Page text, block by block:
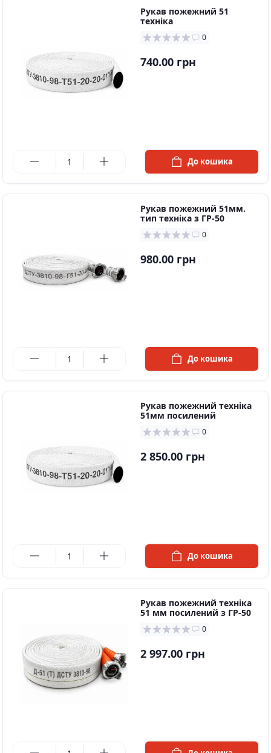
Рукав пожежний 51
техніка
0
740.00 грн
До кошика
Рукав пожежний 51мм.
тип техніка з ГР-50
0
980.00 грн
До кошика
Рукав пожежний техніка
51мм посилений
0
2 850.00 грн
До кошика
Рукав пожежний техніка
51 мм посилений з ГР-50
0
2 997.00 грн